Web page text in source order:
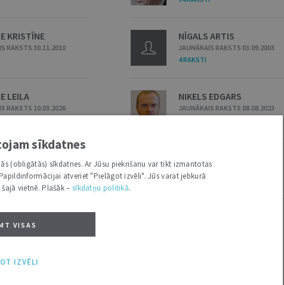
KRISTĪNE
RAKSTS 30.11.2010
LEILA
RAKSTS 10.03.2026
RAKSTS 19.03.2024
RAKSTS 02.12.2025
NĪGALS ARTIS
JAUNĀKAIS RAKSTS 03.09.2003
4 RAKSTI
NIKELS EDGARS
JAUNĀKAIS RAKSTS 08.08.2023
JAUNĀKAIS RAKSTS 30.01.2024
5 RAKSTI
sīkdatnes
(obligātās) sīkdatnes. Ar Jūsu piekrišanu var tikt izmantotas
atveriet "Pielāgot izvēli". Jūs varat jebkurā
vietnē. Plašāk – sīkdatņu politikā.
VISAS
IZVĒLI